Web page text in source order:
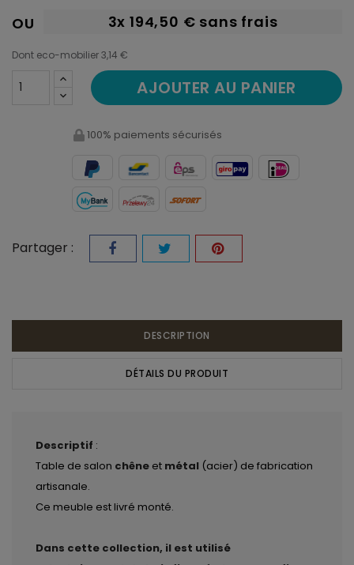
OU 3x194,50 € sans frais
Dont eco-mobilier 3,14 €
AJOUTER AU PANIER
100% paiements sécurisés
Partager :
DESCRIPTION
DÉTAILS DU PRODUIT
Descriptif :
Table de salon chêne et métal (acier) de fabrication
artisanale.
Ce meuble est livré monté.
Dans cette collection, il est utilisé